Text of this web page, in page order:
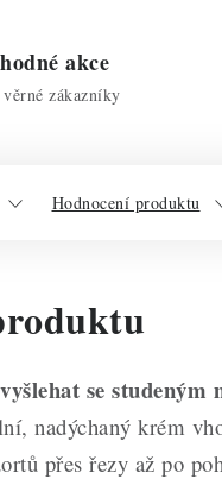
akce
zákazníky
Hodnocení produktu
se studeným
nadýchaný krém
přes řezy až po